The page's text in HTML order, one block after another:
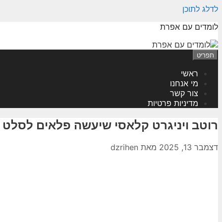
לדלג לתוכן
לומדים עם אפרת
תפריט
ראשי
מי אנחנו
צור קשר
מדיניות פרטיות
רוטב ויניגרט קלאסי שיעשה פלאים
דצמבר 13, 2025 מאת dzrihen